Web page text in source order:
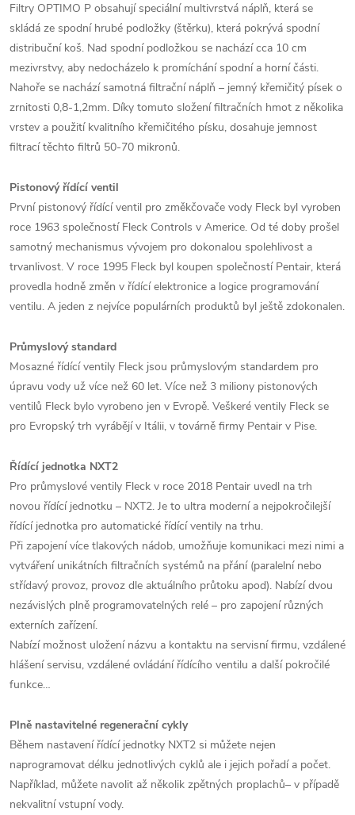
Filtry OPTIMO P obsahují speciální multivrstvá náplň, která se
skládá ze spodní hrubé podložky (štěrku), která pokrývá spodní
distribuční koš. Nad spodní podložkou se nachází cca 10 cm
mezivrstvy, aby nedocházelo k promíchání spodní a horní části.
Nahoře se nachází samotná filtrační náplň – jemný křemičitý písek o
zrnitosti 0,8-1,2mm. Díky tomuto složení filtračních hmot z několika
vrstev a použití kvalitního křemičitého písku, dosahuje jemnost
filtrací těchto filtrů 50-70 mikronů.
Pistonový řídící ventil
První pistonový řídící ventil pro změkčovače vody Fleck byl vyroben
roce 1963 společností Fleck Controls v Americe. Od té doby prošel
samotný mechanismus vývojem pro dokonalou spolehlivost a
trvanlivost. V roce 1995 Fleck byl koupen společností Pentair, která
provedla hodně změn v řídící elektronice a logice programování
ventilu. A jeden z nejvíce populárních produktů byl ještě zdokonalen.
Průmyslový standard
Mosazné řídící ventily Fleck jsou průmyslovým standardem pro
úpravu vody už více než 60 let. Více než 3 miliony pistonových
ventilů Fleck bylo vyrobeno jen v Evropě. Veškeré ventily Fleck se
pro Evropský trh vyrábějí v Itálii, v továrně firmy Pentair v Pise.
Řídící jednotka NXT2
Pro průmyslové ventily Fleck v roce 2018 Pentair uvedl na trh
novou řídící jednotku – NXT2. Je to ultra moderní a nejpokročilejší
řídící jednotka pro automatické řídící ventily na trhu.
Při zapojení více tlakových nádob, umožňuje komunikaci mezi nimi a
vytváření unikátních filtračních systémů na přání (paralelní nebo
střídavý provoz, provoz dle aktuálního průtoku apod). Nabízí dvou
nezávislých plně programovatelných relé – pro zapojení různých
externích zařízení.
Nabízí možnost uložení názvu a kontaktu na servisní firmu, vzdálené
hlášení servisu, vzdálené ovládání řídícího ventilu a další pokročilé
funkce…
Plně nastavitelné regenerační cykly
Během nastavení řídící jednotky NXT2 si můžete nejen
naprogramovat délku jednotlivých cyklů ale i jejich pořadí a počet.
Například, můžete navolit až několik zpětných proplachů– v případě
nekvalitní vstupní vody.